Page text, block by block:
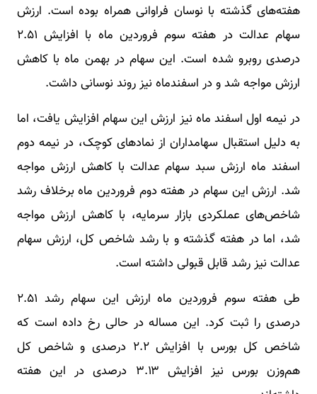
هفته‌های گذشته با نوسان فراوانی همراه بوده است. ارزش
سهام عدالت در هفته سوم فروردین ماه با افزایش ۲.۵۱
درصدی روبرو شده است. این سهام در بهمن ماه با کاهش
ارزش مواجه شد و در اسفندماه نیز روند نوسانی داشت.
در نیمه اول اسفند ماه نیز ارزش این سهام افزایش یافت، اما
به دلیل استقبال سهامداران از نمادهای کوچک، در نیمه دوم
اسفند ماه ارزش سبد سهام عدالت با کاهش ارزش مواجه
شد. ارزش این سهام در هفته دوم فروردین ماه برخلاف رشد
شاخص‌های عملکردی بازار سرمایه، با کاهش ارزش مواجه
شد، اما در هفته گذشته و با رشد شاخص کل، ارزش سهام
عدالت نیز رشد قابل قبولی داشته است.
طی هفته سوم فروردین ماه ارزش این سهام رشد ۲.۵۱
درصدی را ثبت کرد. این مساله در حالی رخ داده است که
شاخص کل بورس با افزایش ۲.۲ درصدی و شاخص کل
هم‌وزن بورس نیز افزایش ۳.۱۳ درصدی در این هفته